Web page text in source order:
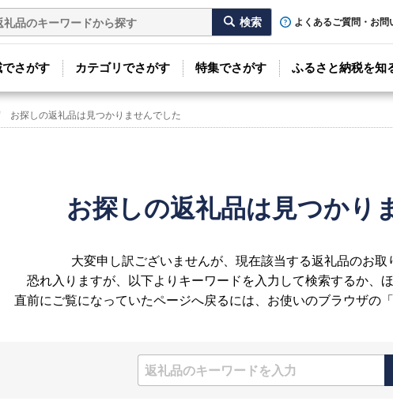
よくあるご質問・お問
さがす カテゴリでさがす 特集でさがす ふるさと納税を知
お探しの返礼品は見つかりませんでした
お探しの返礼品は見つかり
大変申し訳ございませんが、現在該当する返礼品のお取
恐れ入りますが、以下よりキーワードを入力して検索するか、
直前にご覧になっていたページへ戻るには、お使いのブラウザの